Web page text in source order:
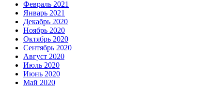
Февраль 2021
Январь 2021
Декабрь 2020
Ноябрь 2020
Октябрь 2020
Сентябрь 2020
Август 2020
Июль 2020
Июнь 2020
Май 2020